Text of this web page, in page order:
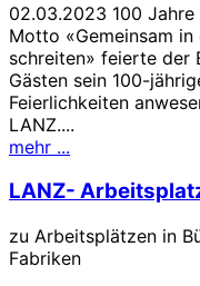
02.03.2023 100 Jahre
Motto «Gemeinsam
schreiten» feierte der
Gästen sein 100-
Feierlichkeiten
LANZ....
mehr ...
LANZ-
zu Arbeitsplätzen in
Fabriken